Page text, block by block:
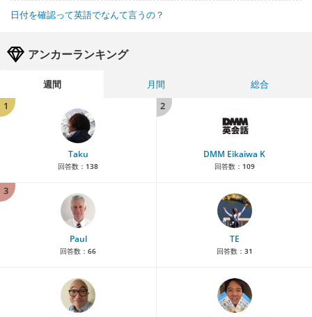
日付を確認って英語でなんて言うの？
アンカーランキング
週間 月間
総合
1
Taku
回答数： 138
2
DMM Eikaiwa K
回答数： 109
3
Paul
回答数： 66
TE
回答数： 31